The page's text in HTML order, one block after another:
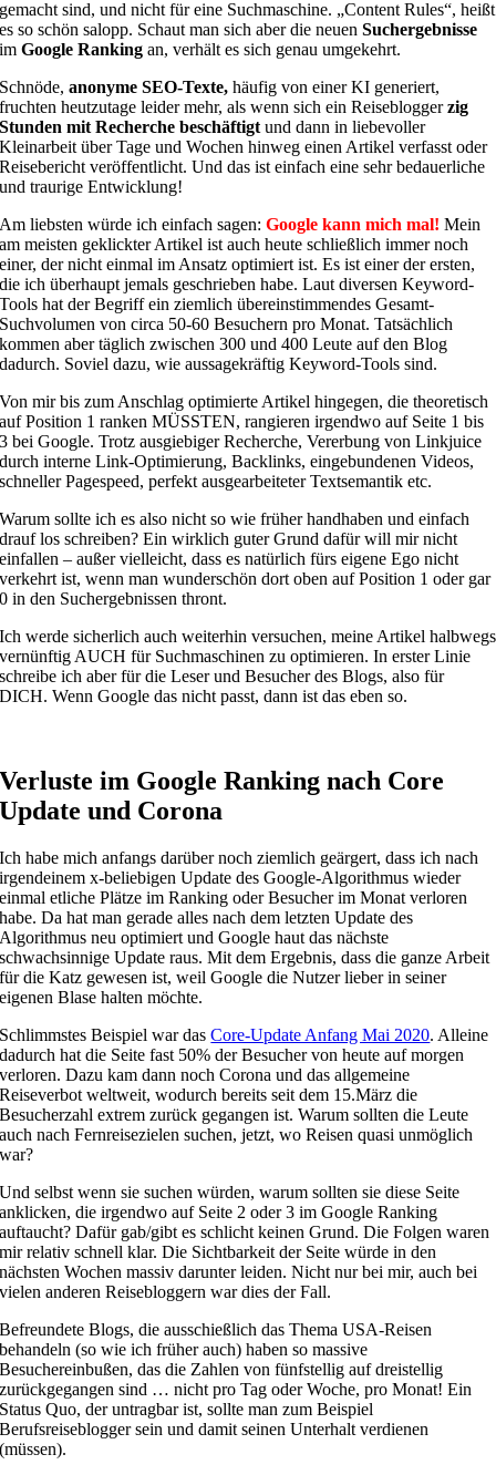
gemacht sind, und nicht für eine Suchmaschine. „Content Rules“, heißt
es so schön salopp. Schaut man sich aber die neuenSuchergebnisse
imGoogle Ranking an, verhält es sich genau umgekehrt.
Schnöde,anonyme SEO-Texte, häufig von einer KI generiert,
fruchten heutzutage leider mehr, als wenn sich ein Reisebloggerzig
Stunden mit Recherche beschäftigt und dann in liebevoller
Kleinarbeit über Tage und Wochen hinweg einen Artikel verfasst oder
Reisebericht veröffentlicht. Und das ist einfach eine sehr bedauerliche
und traurige Entwicklung!
Am liebsten würde ich einfach sagen:Google kann mich mal! Mein
am meisten geklickter Artikel ist auch heute schließlich immer noch
einer, der nicht einmal im Ansatz optimiert ist. Es ist einer der ersten,
die ich überhaupt jemals geschrieben habe. Laut diversen Keyword-
Tools hat der Begriff ein ziemlich übereinstimmendes Gesamt-
Suchvolumen von circa 50-60 Besuchern pro Monat. Tatsächlich
kommen aber täglich zwischen 300 und 400 Leute auf den Blog
dadurch. Soviel dazu, wie aussagekräftig Keyword-Tools sind.
Von mir bis zum Anschlag optimierte Artikel hingegen, die theoretisch
auf Position 1 ranken MÜSSTEN, rangieren irgendwo auf Seite 1 bis
3 bei Google. Trotz ausgiebiger Recherche, Vererbung von Linkjuice
durch interne Link-Optimierung, Backlinks, eingebundenen Videos,
schneller Pagespeed, perfekt ausgearbeiteter Textsemantik etc.
Warum sollte ich es also nicht so wie früher handhaben und einfach
drauf los schreiben? Ein wirklich guter Grund dafür will mir nicht
einfallen – außer vielleicht, dass es natürlich fürs eigene Ego nicht
verkehrt ist, wenn man wunderschön dort oben auf Position 1 oder gar
0 in den Suchergebnissen thront.
Ich werde sicherlich auch weiterhin versuchen, meine Artikel halbwegs
vernünftig AUCH für Suchmaschinen zu optimieren. In erster Linie
schreibe ich aber für die Leser und Besucher des Blogs, also für
DICH. Wenn Google das nicht passt, dann ist das eben so.
Verluste im Google Ranking nach Core
Update und Corona
Ich habe mich anfangs darüber noch ziemlich geärgert, dass ich nach
irgendeinem x-beliebigen Update des Google-Algorithmus wieder
einmal etliche Plätze im Ranking oder Besucher im Monat verloren
habe. Da hat man gerade alles nach dem letzten Update des
Algorithmus neu optimiert und Google haut das nächste
schwachsinnige Update raus. Mit dem Ergebnis, dass die ganze Arbeit
für die Katz gewesen ist, weil Google die Nutzer lieber in seiner
eigenen Blase halten möchte.
Schlimmstes Beispiel war dasCore-Update Anfang Mai 2020. Alleine
dadurch hat die Seite fast 50% der Besucher von heute auf morgen
verloren. Dazu kam dann noch Corona und das allgemeine
Reiseverbot weltweit, wodurch bereits seit dem 15.März die
Besucherzahl extrem zurück gegangen ist. Warum sollten die Leute
auch nach Fernreisezielen suchen, jetzt, wo Reisen quasi unmöglich
war?
Und selbst wenn sie suchen würden, warum sollten sie diese Seite
anklicken, die irgendwo auf Seite 2 oder 3 im Google Ranking
auftaucht? Dafür gab/gibt es schlicht keinen Grund. Die Folgen waren
mir relativ schnell klar. Die Sichtbarkeit der Seite würde in den
nächsten Wochen massiv darunter leiden. Nicht nur bei mir, auch bei
vielen anderen Reisebloggern war dies der Fall.
Befreundete Blogs, die ausschießlich das Thema USA-Reisen
behandeln (so wie ich früher auch) haben so massive
Besuchereinbußen, das die Zahlen von fünfstellig auf dreistellig
zurückgegangen sind … nicht pro Tag oder Woche, pro Monat! Ein
Status Quo, der untragbar ist, sollte man zum Beispiel
Berufsreiseblogger sein und damit seinen Unterhalt verdienen
(müssen).